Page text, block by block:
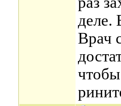
деле.
Врач
чтобы